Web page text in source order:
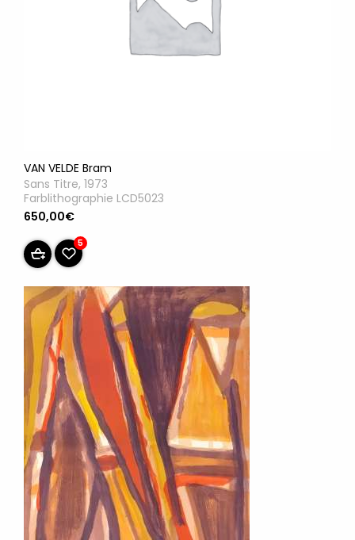
VAN VELDE Bram
Sans Titre, 1973
Farblithographie LCD5023
650,00€
5